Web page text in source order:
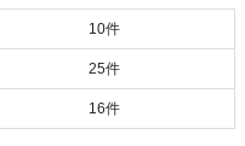
10件
25件
16件